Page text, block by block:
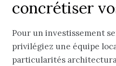
concrétiser
Pour un investissement
privilégiez une équipe
particularités